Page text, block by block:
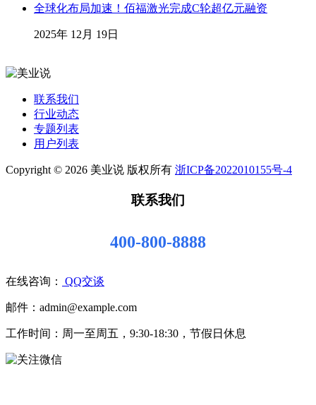
全球化布局加速！佰福激光完成C轮超亿元融资
2025年 12月 19日
联系我们
行业动态
专题列表
用户列表
Copyright © 2026 美业说 版权所有 浙ICP备2022010155号-4
联系我们
400-800-8888
在线咨询： QQ交谈
邮件：admin@example.com
工作时间：周一至周五，9:30-18:30，节假日休息